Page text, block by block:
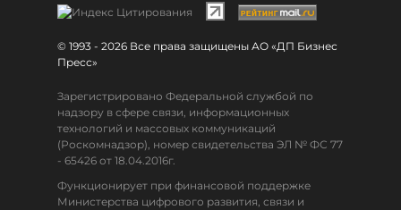
© 1993 - 2026 Все права защищены АО «ДП Бизнес
Пресс»
Зарегистрировано Федеральной службой по
надзору в сфере связи, информационных
технологий и массовых коммуникаций
(Роскомнадзор), номер свидетельства ЭЛ № ФС 77
- 65426 от 18.04.2016г.
Функционирует при финансовой поддержке
Министерства цифрового развития, связи и